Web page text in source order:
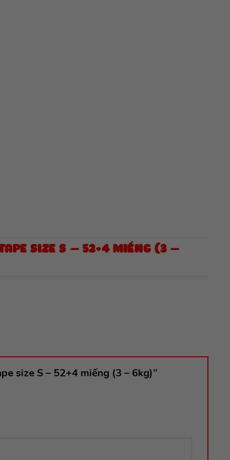
SIZE S – 52+4 MIẾNG (3 –
size S – 52+4 miếng (3 – 6kg)”